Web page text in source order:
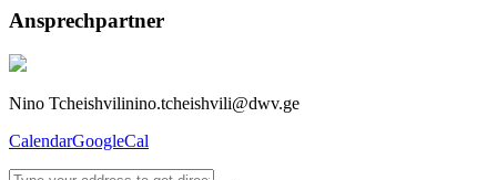
Ansprechpartner
Nino Tcheishvilinino.tcheishvili@dwv.ge
CalendarGoogleCal